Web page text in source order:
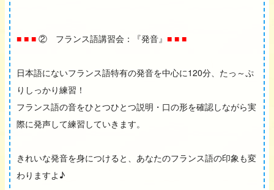
■ ■ ■ ② フランス語講習会：『発音』 ■ ■ ■
日本語にないフランス語特有の発音を中心に120分、たっ～ぷ
りしっかり練習！
フランス語の音をひとつひとつ説明・口の形を確認しながら実
際に発声して練習していきます。
きれいな発音を身につけると、あなたのフランス語の印象も変
わりますよ♪